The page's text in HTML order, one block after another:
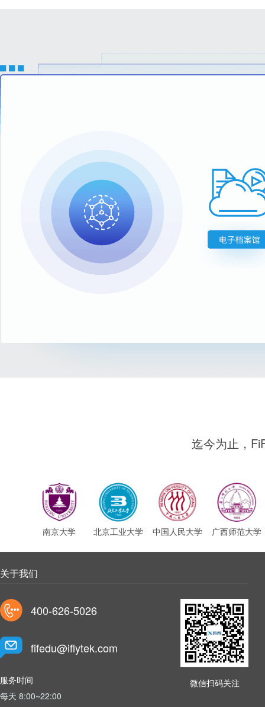
迄今为止，
南京大学 北京工业大学 中国人民大学 广西师范大学
关于我们
400-626-5026
fifedu@iflytek.com
服务时间
每天 8:00~22:00
微信扫码关注